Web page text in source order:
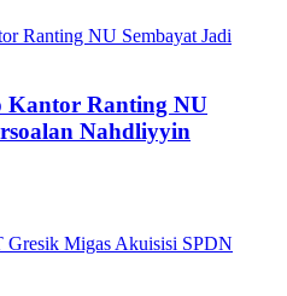
Kantor Ranting NU
Nahdliyyin